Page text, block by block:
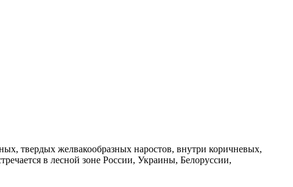
твердых желвакообразных наростов, внутри коричневых,
в лесной зоне России, Украины, Белоруссии,